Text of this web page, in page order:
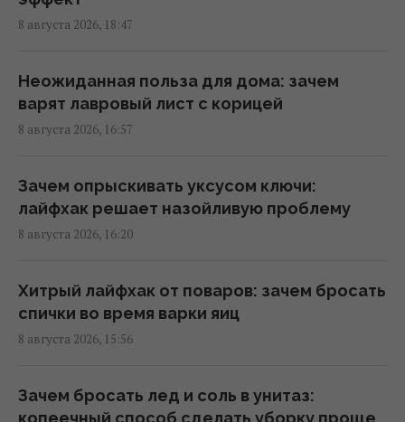
Названа самая сильная разведка Европы, и
19:57 суббота, 08 августа 2026
Что произойдет, если самый секретный
самый плохой сценарий
18:21 суббота, 08 августа 2026
мужчину похудеть на 25 кг за полгода, –
The Mirror
17:26 суббота, 08 августа 2026
Овцы и осел спасли солнечную
электростанцию в США: им поручили
8 августа 2026, 18:47
Неожиданная польза для дома: зачем
варят лавровый лист с корицей
8 августа 2026, 16:57
Зачем опрыскивать уксусом ключи:
лайфхак решает назойливую проблему
8 августа 2026, 16:20
Хитрый лайфхак от поваров: зачем бросать
спички во время варки яиц
8 августа 2026, 15:56
Зачем бросать лед и соль в унитаз:
копеечный способ сделать уборку проще